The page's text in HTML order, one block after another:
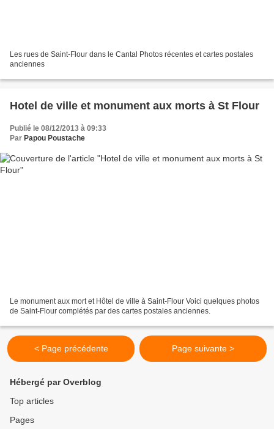
Les rues de Saint-Flour dans le Cantal Photos récentes et cartes postales
anciennes
Hotel de ville et monument aux morts à St Flour
Publié le 08/12/2013 à 09:33
Par Papou Poustache
Le monument aux mort et Hôtel de ville à Saint-Flour Voici quelques photos
de Saint-Flour complétés par des cartes postales anciennes.
< Page précédente Page suivante >
Hébergé par Overblog
Top articles
Pages